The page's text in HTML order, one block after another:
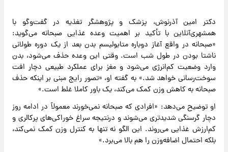
دکتر امین آذرنوش، پزشک و پژوهشگر تغذیه در گفت‌وگو با
همشهری‌آنلاین با تأکید بر اهمیت وعده غذایی صبحانه می‌گوید:
«صبحانه در واقع آغاز دوباره متابولیسم بدن بعد از یک دوره طولانی
ناشتا بودن در طول شب است. وقتی این وعده حذف می‌شود، بدن
وارد وضعیت کم‌انرژی می‌شود و مغز برای عملکرد طبیعی دچار افت
سوخت‌رسانی خواهد شد.» به گفته او، «تصور رایج مبنی بر اینکه حذف
صبحانه به کاهش وزن کمک می‌کند، یک باور کاملا غلط است.»
او توضیح می‌دهد: «افرادی که صبحانه نمی‌خورند معمولاً در ادامه روز
دچار گرسنگی شدیدتری می‌شوند و درنتیجه سراغ خوراکی‌های پرکالری و
کم‌ارزش غذایی می‌روند. این الگو نه ‌تنها به کنترل وزن کمک نمی‌کند،
بلکه احتمال اضافه‌وزن را هم بالا می‌برد.»